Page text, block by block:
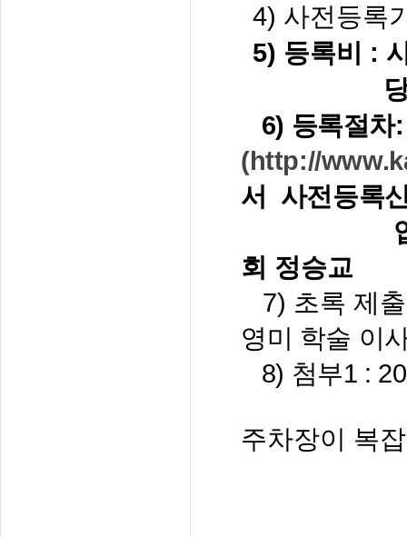
4) 사전등록
5) 등록비 :
6) 등록절차:
(http://
서
사전등록
입금
회 정승교
7) 초록 제
영미 학술 이
8) 첨부1 :
주차장이 복